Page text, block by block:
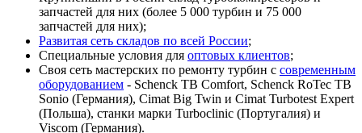
запчастей для них (более 5 000 турбин и 75 000
запчастей для них);
Развитая сеть складов по всей России;
Специальные условия для оптовых клиентов;
Своя сеть мастерских по ремонту турбин с современным
оборудованием - Schenck TB Comfort, Schenck RoTec TB
Sonio (Германия), Cimat Big Twin и Cimat Turbotest Expert
(Польша), станки марки Turboclinic (Португалия) и
Viscom (Германия).